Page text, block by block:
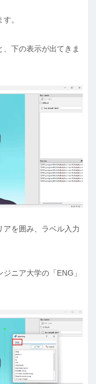
。
、下の表示が出てきま
アを囲み、ラベル入力
ア大学の「ENG」